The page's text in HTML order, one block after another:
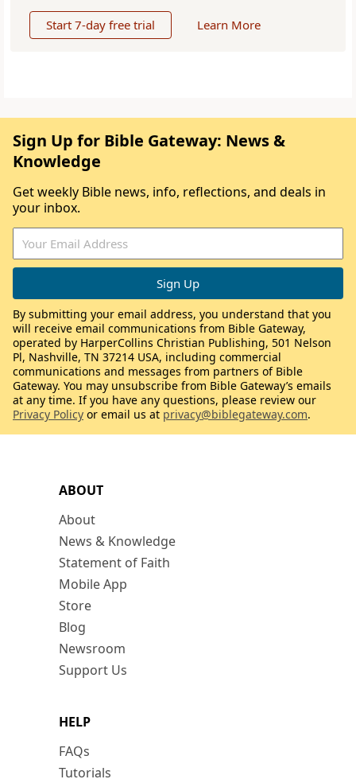
Start 7-day free trial Learn More
ABOUT
About
News & Knowledge
Statement of Faith
Mobile App
Store
Blog
Newsroom
Support Us
HELP
FAQs
Tutorials
Sign Up for Bible Gateway: News &
Knowledge
Get weekly Bible news, info, reflections, and deals in
your inbox.
By submitting your email address, you understand that you
will receive email communications from Bible Gateway,
operated by HarperCollins Christian Publishing, 501 Nelson
Pl, Nashville, TN 37214 USA, including commercial
communications and messages from partners of Bible
Gateway. You may unsubscribe from Bible Gateway’s emails
at any time. If you have any questions, please review our
Privacy Policy or email us at privacy@biblegateway.com.